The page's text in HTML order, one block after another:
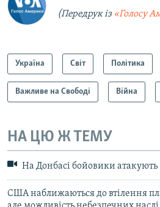
(Передрук із «Голосу
Україна Світ Політика
Важливе на Свободі Війна
НА ЦЮ Ж ТЕМУ
На Донбасі бойовики атакують
США наближаються до втілення